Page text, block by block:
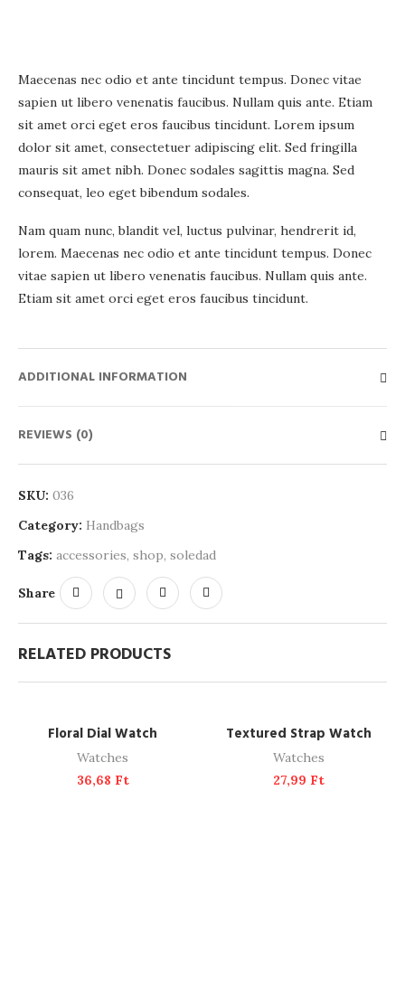
Maecenas nec odio et ante tincidunt tempus. Donec vitae
sapien ut libero venenatis faucibus. Nullam quis ante. Etiam
sit amet orci eget eros faucibus tincidunt. Lorem ipsum
dolor sit amet, consectetuer adipiscing elit. Sed fringilla
mauris sit amet nibh. Donec sodales sagittis magna. Sed
consequat, leo eget bibendum sodales.
Nam quam nunc, blandit vel, luctus pulvinar, hendrerit id,
lorem. Maecenas nec odio et ante tincidunt tempus. Donec
vitae sapien ut libero venenatis faucibus. Nullam quis ante.
Etiam sit amet orci eget eros faucibus tincidunt.
ADDITIONAL INFORMATION
REVIEWS (0)
SKU: 036
Category: Handbags
Tags: accessories, shop, soledad
Share
RELATED PRODUCTS
ADD TO CART
Floral Dial Watch
Watches
36,68 Ft
ADD TO CART
Textured Strap Watch
Watches
27,99 Ft